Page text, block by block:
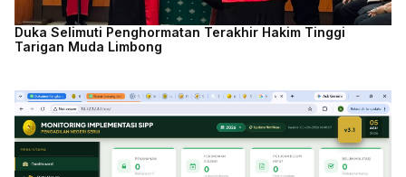
Duka Selimuti Penghormatan Terakhir Hakim Tinggi
Tarigan Muda Limbong